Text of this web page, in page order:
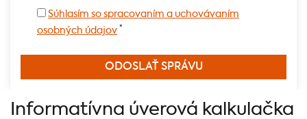
Súhlasím so spracovaním a uchovávaním
osobných údajov *
Informatívna úverová kalkulačka